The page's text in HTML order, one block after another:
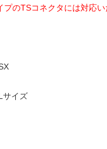
のTSコネクタには対応い
イズ